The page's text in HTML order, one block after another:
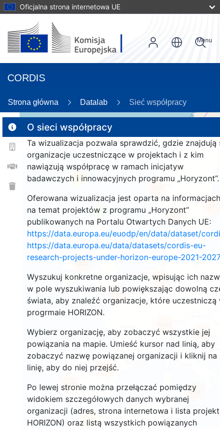
Oficjalna strona internetowa UE
CORDIS
Menu
Strona główna Datalab Sieć współpracy
O sieci współpracy
Ta wizualizacja pozwala sprawdzić, gdzie znajdują
organizacje uczestniczące w projektach i z kim
nawiązują współpracę w ramach inicjatyw
badawczych i innowacyjnych programu „Horyzont”.
Oferowana wizualizacja jest oparta na informacjach
na temat projektów z programu „Horyzont”
publikowanych na Portalu Otwartych Danych UE:
https://data.europa.eu/euodp/en/data/dataset/
https://data.europa.eu/data/datasets/cordis-eu-
research-projects-under-horizon-europe-2021-2027
Wyszukuj konkretne organizacje, wpisując ich
w pole wyszukiwania lub powiększając dowolną
świata, aby znaleźć organizacje, które uczestniczą
progrmaie HORIZON.
Wybierz organizację, aby zobaczyć wszystkie jej
powiązania na mapie. Umieść kursor nad linią, aby
zobaczyć nazwę powiązanej organizacji i kliknij na
linię, aby do niej przejść.
Po lewej stronie można przełączać pomiędzy
widokiem szczegółowych danych wybranej
organizacji (adres, strona internetowa i lista
HORIZON) oraz listą wszystkich powiązanych
9
25
72
1521
648
1190
10719
1447
6101
6262
7002